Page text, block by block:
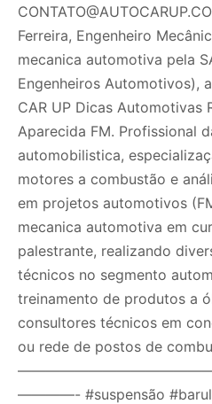
Ferreira, Engenheiro
mecanica automotiva pela
Engenheiros Automotivos),
CAR UP Dicas Automotivas
Aparecida FM. Profissional
automobilistica,
motores a combustão e
em projetos automotivos
mecanica automotiva em
palestrante, realizando
técnicos no segmento
treinamento de produtos a
consultores técnicos em
ou rede de postos de
————- #suspensão